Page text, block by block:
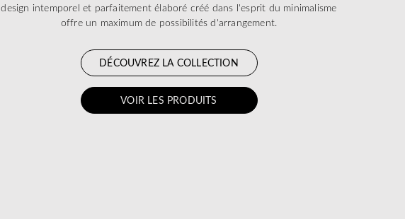
design intemporel et parfaitement élaboré créé dans l'esprit du minimalisme
offre un maximum de possibilités d'arrangement.
DÉCOUVREZ LA COLLECTION
VOIR LES PRODUITS